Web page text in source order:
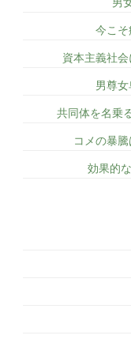
今こ
資本主義社
男尊
共同体を名乗
コメの暴
効果的